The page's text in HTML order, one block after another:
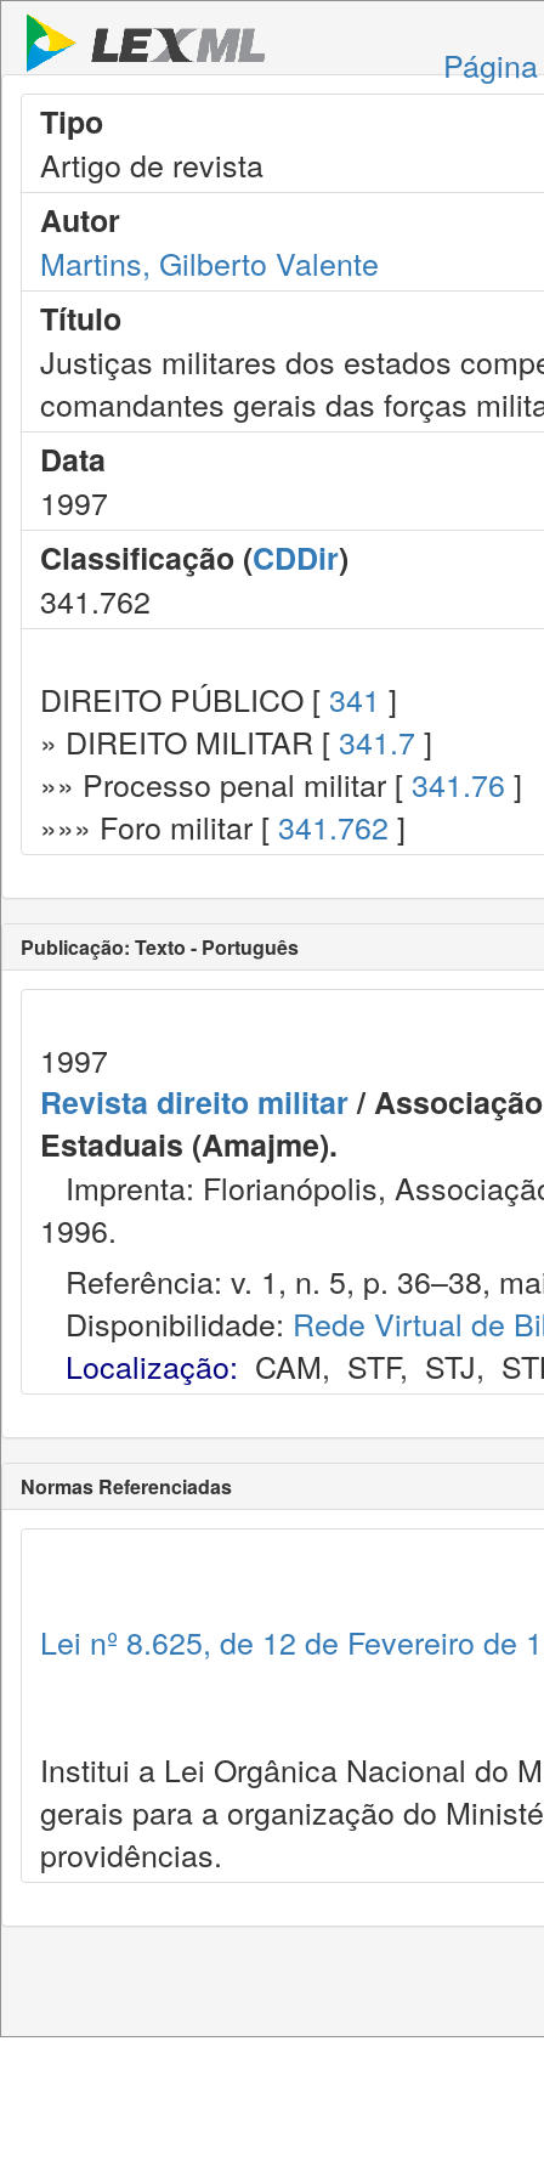
Tipo
Artigo de revista
Autor
Martins, Gilberto Valente
Título
Justiças militares dos estados
comandantes gerais das forças
Data
1997
Classificação (CDDir)
341.762
DIREITO PÚBLICO [ 341 ]
» DIREITO MILITAR [ 341.7 ]
»» Processo penal militar [ 341.76 ]
»»» Foro militar [ 341.762 ]
Publicação: Texto - Português
1997
Revista direito militar/
Estaduais (Amajme).
Imprenta: Florianópolis,
1996.
Referência: v. 1, n. 5, p. 36–38,
Disponibilidade: Rede Virtual de
Localização: CAM, STF, STJ,
Normas Referenciadas
Lei nº 8.625, de 12 de Fevereiro de
Institui a Lei Orgânica Nacional do
gerais para a organização do
providências.